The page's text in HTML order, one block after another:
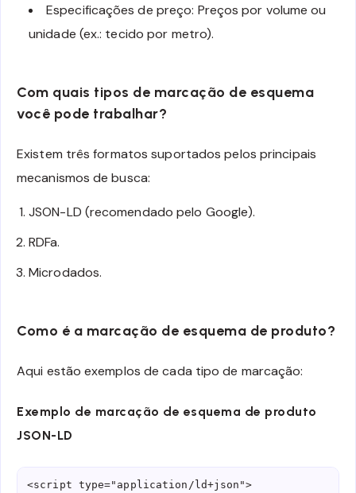
Especificações de preço: Preços por volume ou
unidade (ex.: tecido por metro).
Com quais tipos de marcação de esquema
você pode trabalhar?
Existem três formatos suportados pelos principais
mecanismos de busca:
JSON-LD (recomendado pelo Google).
RDFa.
Microdados.
Como é a marcação de esquema de produto?
Aqui estão exemplos de cada tipo de marcação:
Exemplo de marcação de esquema de produto
JSON-LD
<script type="application/ld+json">